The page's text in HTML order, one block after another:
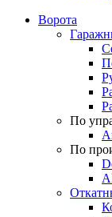
Ворота
По
По